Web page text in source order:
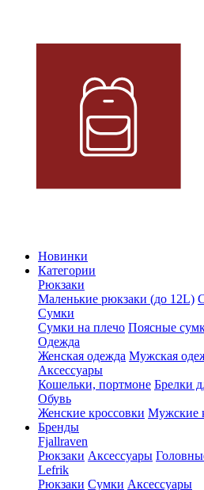
Новинки
Категории
Рюкзаки
Маленькие рюкзаки (до 12L)
Сумки
Сумки на плечо Поясные
Одежда
Женская одежда Мужская
Аксессуары
Кошельки, портмоне Брелки
Обувь
Женские кроссовки Мужские
Бренды
Fjallraven
Рюкзаки Аксессуары
Lefrik
Рюкзаки Сумки Аксессуары